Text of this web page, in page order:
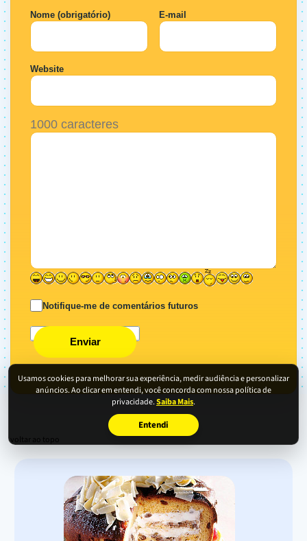
Usamos cookies para melhorar sua experiência, medir audiência e personalizar
anúncios. Ao clicar em entendi, você concorda com nossa política de
privacidade.Saiba Mais.
Entendi
Nome (obrigatório) E-mail
Website
1000 caracteres
Notifique-me de comentários futuros
Enviar
voltar ao topo